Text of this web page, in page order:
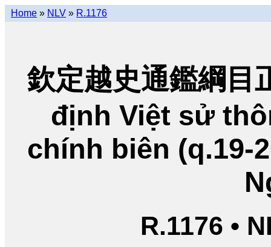
Home » NLV » R.1176
欽定越史通鑑綱目
định Việt sử
chính biên (q.19-
R.1176 •